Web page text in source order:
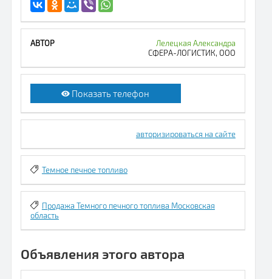
Лелецкая Александра
СФЕРА-ЛОГИСТИК, ООО
Показать телефон
авторизироваться на сайте
Темное печное топливо
Продажа Темного печного топлива Московская
область
Объявления этого автора